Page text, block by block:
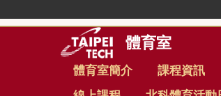
到
體育室
體育室簡介 課程資訊